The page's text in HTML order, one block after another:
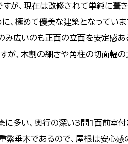
が、現在は改修されて単純に葺
、極めて優美な建築となってい
み広いのも正面の立面を安定感
が、木割の細さや角柱の切面幅
多い、奥行の深い3間1面前室
繁垂木であるので、屋根は安心感